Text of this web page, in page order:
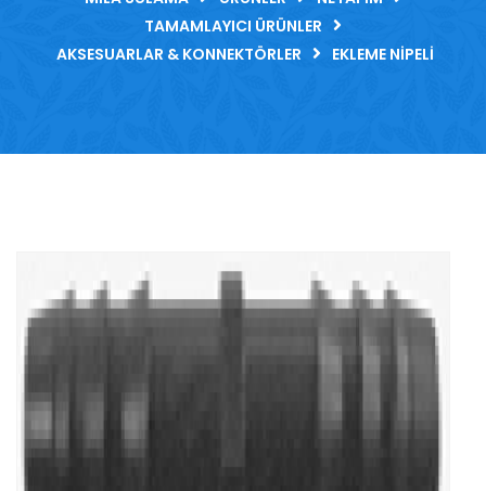
TAMAMLAYICI ÜRÜNLER
AKSESUARLAR & KONNEKTÖRLER
EKLEME NİPELİ